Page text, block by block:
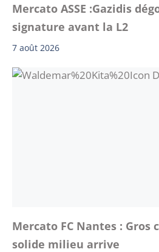
Mercato ASSE :Gazidis
signature avant la L2
7 août 2026
Mercato FC Nantes : Gros
solide milieu arrive